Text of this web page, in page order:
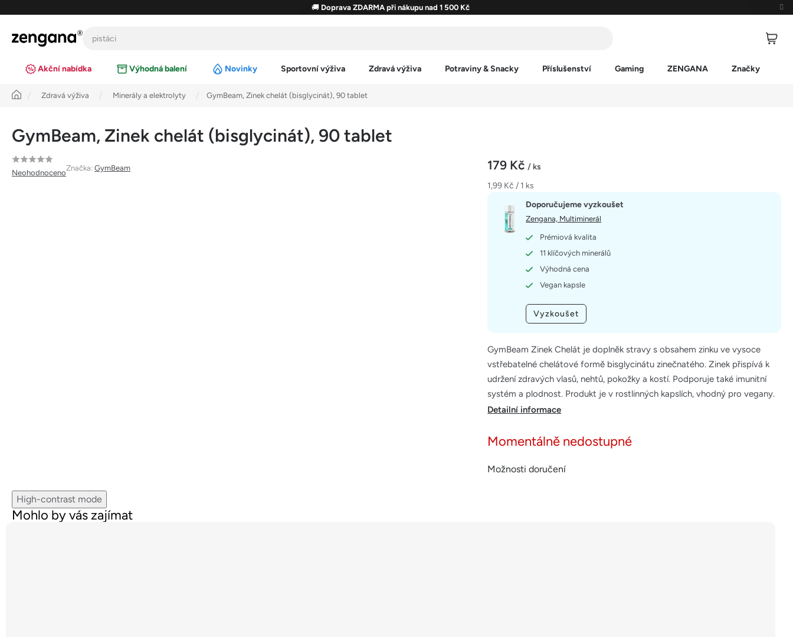
obsah
🚚 Doprava ZDARMA při nákupu nad 1 500 Kč
Akční nabídka Výhodná balení Novinky Sportovní výživa Zdravá výživa Potraviny & Snacky Příslušenství Gaming ZENGANA Značky
Úvod Zdravá výživa Minerály a elektrolyty GymBeam, Zinek chelát (bisglycinát), 90 tablet
GymBeam, Zinek chelát (bisglycinát), 90 tablet
Průměrné
hodnocení
Neohodnoceno
Značka: GymBeam 179 Kč/ ks
Měrná
1,99 Kč / 1 ks
Momentálně nedostupné
Možnosti doručení
GymBeam Zinek Chelát je doplněk stravy s obsahem zinku ve vysoce
vstřebatelné chelátové formě bisglycinátu zinečnatého. Zinek přispívá k
udržení zdravých vlasů, nehtů, pokožky a kostí. Podporuje také imunitní
systém a plodnost. Produkt je v rostlinných kapslích, vhodný pro vegany.
Doporučujeme vyzkoušet
Zengana, Multiminerál
Prémiová kvalita
11 klíčových minerálů
Výhodná cena
Vegan kapsle
Vyzkoušet
Detailní informace
High-contrast mode
Mohlo by vás zajímat